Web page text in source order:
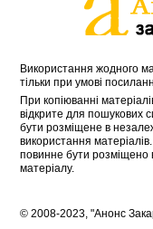
Використання жодного
тільки при умові
При копіюванні
відкрите для пошукових
бути розміщене в
використання
повинне бути розміщено
матеріалу.
© 2008-2023, "Анонс